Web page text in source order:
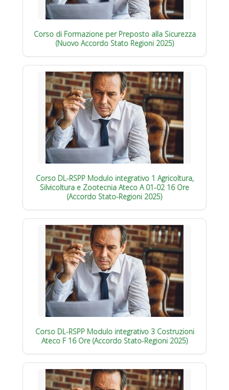
Corso di Formazione per Preposto alla Sicurezza
(Nuovo Accordo Stato Regioni 2025)
Corso DL-RSPP Modulo integrativo 1 Agricoltura,
Silvicoltura e Zootecnia Ateco A 01-02 16 Ore
(Accordo Stato-Regioni 2025)
Corso DL-RSPP Modulo integrativo 3 Costruzioni
Ateco F 16 Ore (Accordo Stato-Regioni 2025)